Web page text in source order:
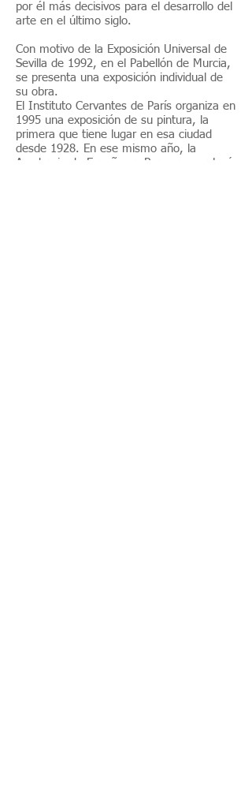
por él más decisivos para el desarrollo del
arte en el último siglo.
Con motivo de la Exposición Universal de
Sevilla de 1992, en el Pabellón de Murcia,
se presenta una exposición individual de
su obra.
El Instituto Cervantes de París organiza en
1995 una exposición de su pintura, la
primera que tiene lugar en esa ciudad
desde 1928. En ese mismo año, la
Academia de España en Roma presentará